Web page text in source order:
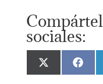
sociales:
Compartir
en
en